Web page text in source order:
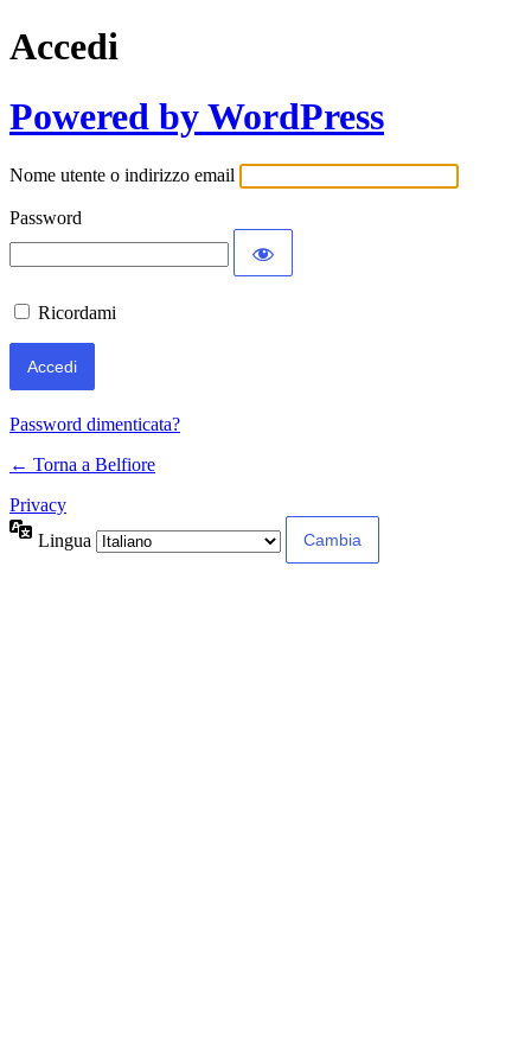
Accedi
Powered by WordPress
Nome utente o indirizzo email
Password
Ricordami
Password dimenticata?
← Torna a Belfiore
Privacy
Lingua